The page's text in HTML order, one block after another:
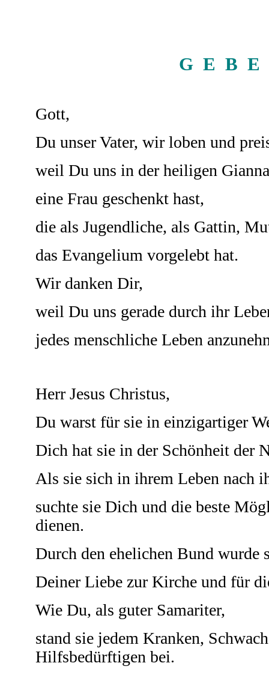
G E B E
Gott,
Du unser Vater, wir loben und
weil Du uns in der heiligen
eine Frau geschenkt hast,
die als Jugendliche, als Gattin,
das Evangelium vorgelebt hat.
Wir danken Dir,
weil Du uns gerade durch ihr
jedes menschliche Leben
Herr Jesus Christus,
Du warst für sie in einzigartiger
Dich hat sie in der Schönheit der
Als sie sich in ihrem Leben nach
suchte sie Dich und die beste
dienen.
Durch den ehelichen Bund wurde
Deiner Liebe zur Kirche und für
Wie Du, als guter Samariter,
stand sie jedem Kranken,
Hilfsbedürftigen bei.